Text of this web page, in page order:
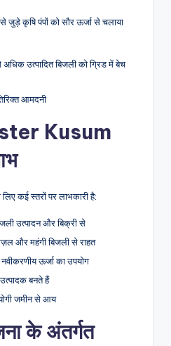
कृषि पंपों को सौर ऊर्जा से चलाया
उत्पादित बिजली को ग्रिड में बेच
आमदनी
Kusum
कई स्तरों पर लाभकारी है:
उत्पादन और बिक्री से
और महंगी बिजली से राहत
ऊर्जा का उपयोग
बनते हैं
जमीन से आय
के अंतर्गत